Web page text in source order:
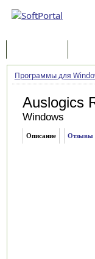
Программы для
Auslogics
Windows
Описание Отзывы